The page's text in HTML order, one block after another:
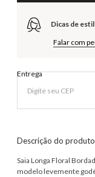
Dicas de
Falar com
Entrega
Descrição do produto
Saia Longa Floral
modelo levemente